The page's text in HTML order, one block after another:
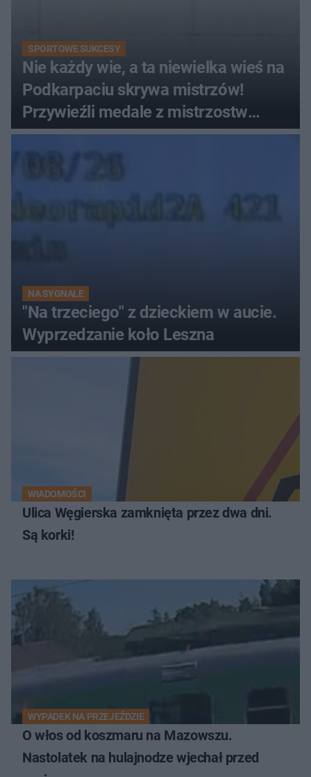
SPORTOWE SUKCESY
Nie każdy wie, a ta niewielka wieś na
Podkarpaciu skrywa mistrzów!
Przywieźli medale z mistrzostw
Europy
NA SYGNALE
"Na trzeciego" z dzieckiem w aucie.
Wyprzedzanie koło Leszna
WIADOMOŚCI
Ulica Węgierska zamknięta przez dwa dni.
Są korki!
WYPADEK NA PRZEJEŹDZIE
O włos od koszmaru na Mazowszu.
Nastolatek na hulajnodze wjechał przed